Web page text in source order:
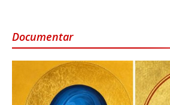
Documentar